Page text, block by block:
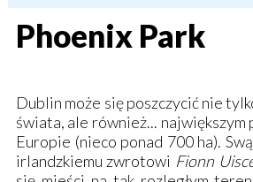
Phoenix Park
Dublin może się poszczycić nie
świata, ale również... największym
Europie (nieco ponad 700 ha).
irlandzkiemu zwrotowi Fionn